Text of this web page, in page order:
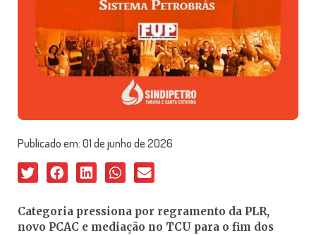
Publicado em:01 de junho de 2026
Categoria pressiona por regramento da PLR,
novo PCAC e mediação no TCU para o fim dos